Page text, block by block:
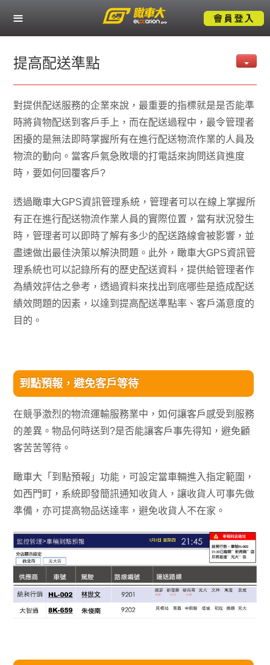
關於瞰車大
產業解決方案
成功案例
技術支援
聯絡我們
提高配送準點
對提供配送服務的企業來說，最重要的指標就是是否能準
時將貨物配送到客戶手上，而在配送過程中，最令管理者
困擾的是無法即時掌握所有在進行配送物流作業的人員及
物流的動向。當客戶氣急敗壞的打電話來詢問送貨進度
時，要如何回覆客戶?
透過瞰車大GPS資訊管理系統，管理者可以在線上掌握所
有正在進行配送物流作業人員的實際位置，當有狀況發生
時，管理者可以即時了解有多少的配送路線會被影響，並
盡速做出最佳決策以解決問題。此外，瞰車大GPS資訊管
理系統也可以記錄所有的歷史配送資料，提供給管理者作
為績效評估之參考，透過資料來找出到底哪些是造成配送
績效問題的因素，以達到提高配送準點率、客戶滿意度的
目的。
到點預報，避免客戶等待
在競爭激烈的物流運輸服務業中，如何讓客戶感受到服務
的差異。物品何時送到?是否能讓客戶事先得知，避免顧
客苦苦等待。
瞰車大「到點預報」功能，可設定當車輛進入指定範圍，
如西門町，系統即發簡訊通知收貨人，讓收貨人可事先做
準備，亦可提高物品送達率，避免收貨人不在家。